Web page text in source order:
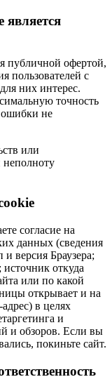
публичной офертой,
пользователей с
них интерес.
точность
ошибки не
или
неполноту
согласие на
данных (сведения
версия Браузера;
источник откуда
или по какой
открывает и на
в целях
и
и обзоров. Если вы
покиньте сайт.